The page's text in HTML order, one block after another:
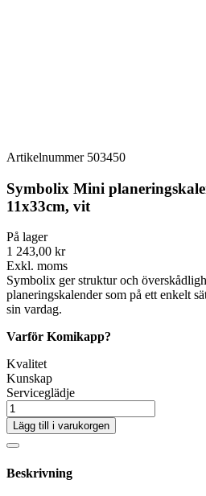
Artikelnummer 503450
Symbolix Mini
11x33cm, vit
På lager
1 243,00 kr
Exkl. moms
Symbolix ger struktur och
planeringskalender som på ett enkelt
sin vardag.
Varför Komikapp?
Kvalitet
Kunskap
Serviceglädje
Lägg till i varukorgen
Beskrivning